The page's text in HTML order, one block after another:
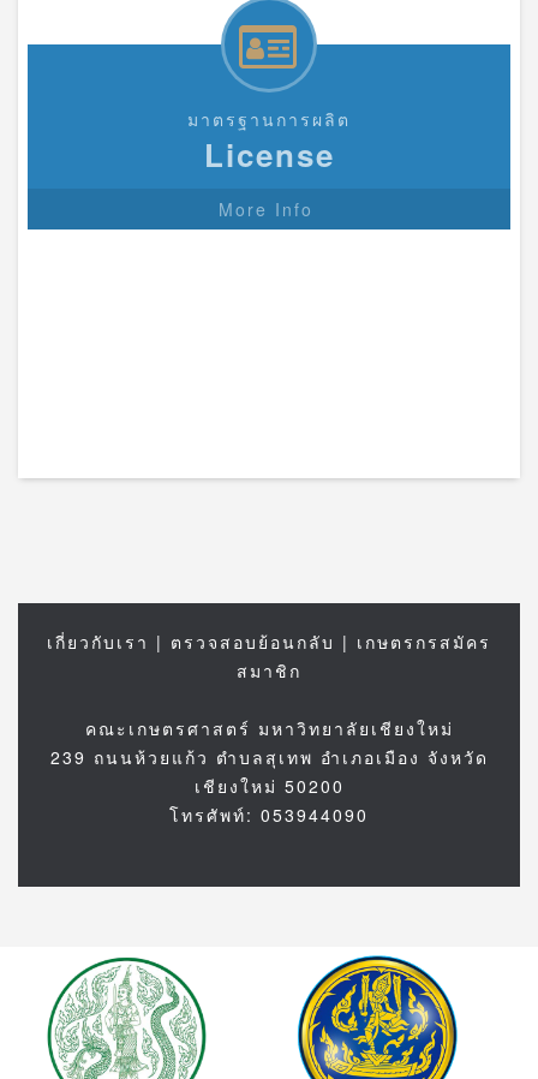
มาตรฐานการผลิต
License
More Info
เกี่ยวกับเรา | ตรวจสอบย้อนกลับ | เกษตรกรสมัคร
สมาชิก
คณะเกษตรศาสตร์ มหาวิทยาลัยเชียงใหม่
239 ถนนห้วยแก้ว ตำบลสุเทพ อำเภอเมือง จังหวัด
เชียงใหม่ 50200
โทรศัพท์: 053944090